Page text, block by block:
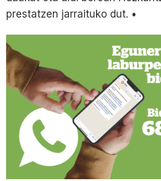
prestatzen jarraituko dut. •